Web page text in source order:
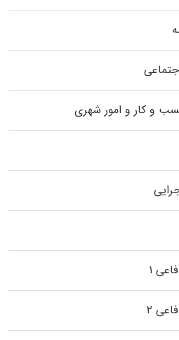
و کار و امور شهری
۱
۲